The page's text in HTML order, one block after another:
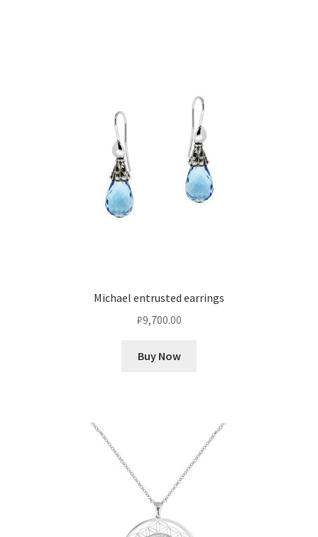
Michael entrusted earrings
₽9,700.00
Buy Now